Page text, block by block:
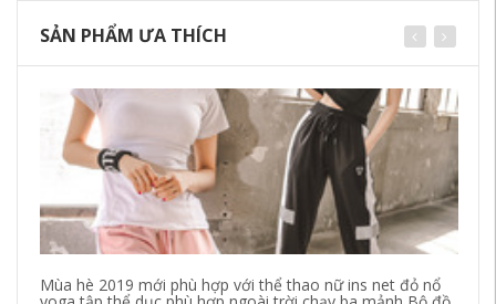
SẢN PHẨM ƯA THÍCH
Mùa hè 2019 mới phù hợp với thể thao nữ ins net đỏ nổ